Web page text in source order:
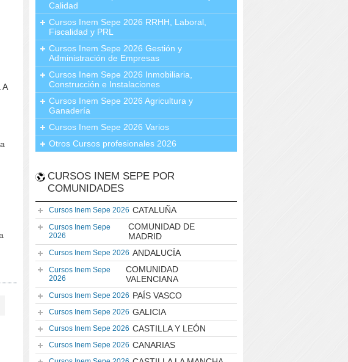
A
Calidad
Cursos Inem Sepe 2026 RRHH, Laboral,
Fiscalidad y PRL
Cursos Inem Sepe 2026 Gestión y
Administración de Empresas
Cursos Inem Sepe 2026 Inmobiliaria,
Construcción e Instalaciones
Cursos Inem Sepe 2026 Agricultura y
Ganadería
Cursos Inem Sepe 2026 Varios
Otros Cursos profesionales 2026
CURSOS INEM SEPE POR
COMUNIDADES
Cursos Inem Sepe 2026 CATALUÑA
Cursos Inem Sepe
2026
COMUNIDAD DE
MADRID
Cursos Inem Sepe 2026 ANDALUCÍA
Cursos Inem Sepe
2026
COMUNIDAD
VALENCIANA
Cursos Inem Sepe 2026 PAÍS VASCO
Cursos Inem Sepe 2026 GALICIA
Cursos Inem Sepe 2026 CASTILLA Y LEÓN
Cursos Inem Sepe 2026 CANARIAS